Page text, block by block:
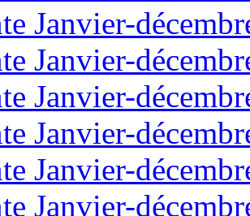
Janvier-
Janvier-
Janvier-
Janvier-
Janvier-
Janvier-